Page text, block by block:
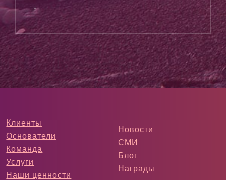
.
Клиенты
Основатели
Команда
Услуги
Наши ценности
Новости
СМИ
Блог
Награды